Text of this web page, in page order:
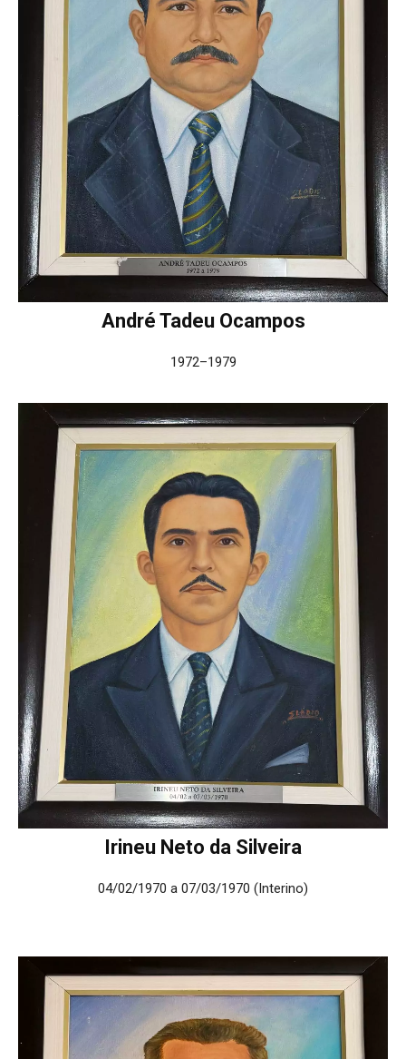
André Tadeu Ocampos
1972–1979
Irineu Neto da Silveira
04/02/1970 a 07/03/1970 (Interino)